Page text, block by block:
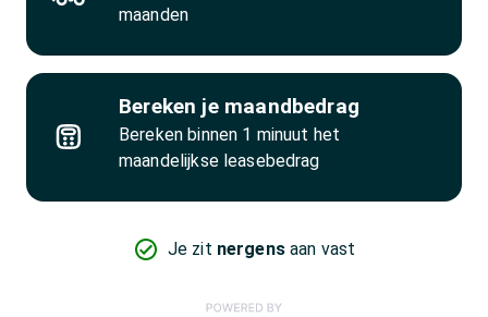
maanden
Bereken je maandbedrag
Bereken binnen 1 minuut het
maandelijkse leasebedrag
Je zit nergensaan vast